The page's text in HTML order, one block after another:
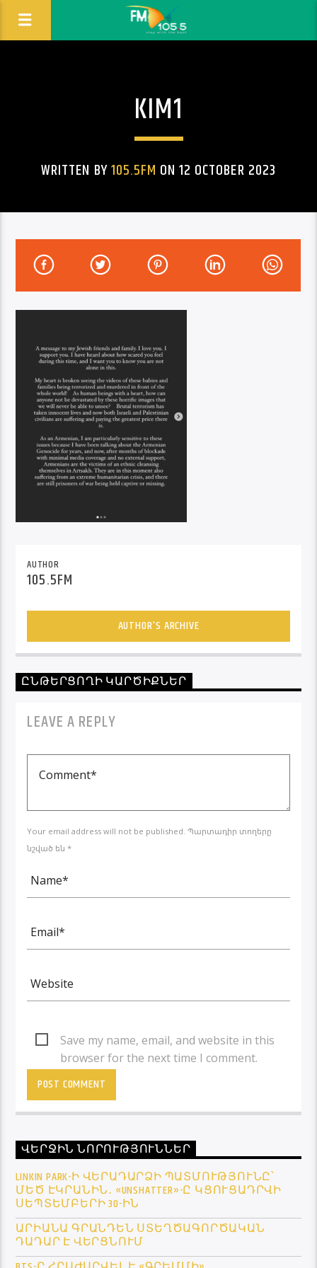
KIM1
WRITTEN BY105.5FM ON 12 OCTOBER 2023
AUTHOR
105.5FM
AUTHOR'S ARCHIVE
ԸՆԹԵՐՑՈՂԻ ԿԱՐԾԻՔՆԵՐ
LEAVE A REPLY
Your email address will not be published. Պարտադիր տողերը
նշված են *
Save my name, email, and website in this
browser for the next time I comment.
ՎԵՐՋԻՆ ՆՈՐՈՒԹՅՈՒՆՆԵՐ
LINKIN PARK-Ի ՎԵՐԱԴԱՐՁԻ ՊԱՏՄՈՒԹՅՈՒՆԸ՝
ՄԵԾ ԷԿՐԱՆԻՆ․ «UNSHATTER»-Ը ԿՑՈՒՑԱԴՐՎԻ
ՍԵՊՏԵՄԲԵՐԻ 30-ԻՆ
ԱՐԻԱՆԱ ԳՐԱՆԴԵՆ ՍՏԵՂԾԱԳՈՐԾԱԿԱՆ
ԴԱԴԱՐ Է ՎԵՐՑՆՈՒՄ